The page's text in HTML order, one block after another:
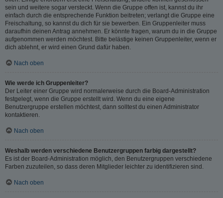
sein und weitere sogar versteckt. Wenn die Gruppe offen ist, kannst du ihr
einfach durch die entsprechende Funktion beitreten; verlangt die Gruppe eine
Freischaltung, so kannst du dich für sie bewerben. Ein Gruppenleiter muss
daraufhin deinen Antrag annehmen. Er könnte fragen, warum du in die Gruppe
aufgenommen werden möchtest. Bitte belästige keinen Gruppenleiter, wenn er
dich ablehnt, er wird einen Grund dafür haben.
Nach oben
Wie werde ich Gruppenleiter?
Der Leiter einer Gruppe wird normalerweise durch die Board-Administration
festgelegt, wenn die Gruppe erstellt wird. Wenn du eine eigene
Benutzergruppe erstellen möchtest, dann solltest du einen Administrator
kontaktieren.
Nach oben
Weshalb werden verschiedene Benutzergruppen farbig dargestellt?
Es ist der Board-Administration möglich, den Benutzergruppen verschiedene
Farben zuzuteilen, so dass deren Mitglieder leichter zu identifizieren sind.
Nach oben